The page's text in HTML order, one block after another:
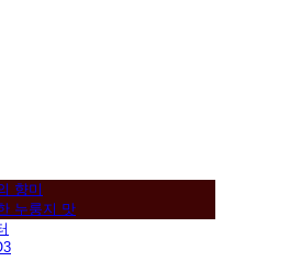
향미
누룽지 맛